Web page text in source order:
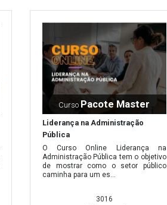
Curso Pacote Master
Liderança na Administração
Pública
O Curso Online Liderança na
Administração Pública tem o objetivo
de mostrar como o setor público
caminha para um es...
3016